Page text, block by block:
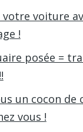
votre voiture
!
posée =
un cocon de
vous !